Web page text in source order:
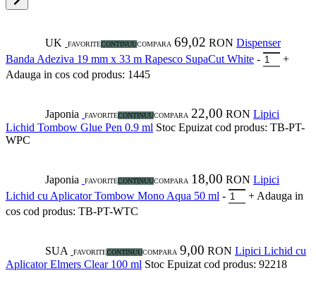
UK FAVORITECONTINUUCOMPARA 69,02 RON Dispenser
Banda Adeziva 19 mm x 33 m Rapesco SupaCut White -
+
Adauga in cos cod produs: 1445
Japonia FAVORITECONTINUUCOMPARA 22,00 RON Lipici
Lichid Tombow Glue Pen 0.9 ml Stoc Epuizat cod produs: TB-PT-
WPC
Japonia FAVORITECONTINUUCOMPARA 18,00 RON Lipici
Lichid cu Aplicator Tombow Mono Aqua 50 ml - + Adauga in
cos cod produs: TB-PT-WTC
SUA FAVORITECONTINUUCOMPARA 9,00 RON Lipici Lichid cu
Aplicator Elmers Clear 100 ml Stoc Epuizat cod produs: 92218